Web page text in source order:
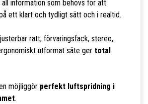
all information som behövs för att
ett klart och tydligt sätt och i realtid.
ratt, förvaringsfack, stereo,
utformat säte ger total
möjliggör perfekt luftspridning i
.